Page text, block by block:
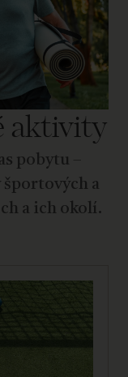
aktivity
pobytu –
a
a ich okolí.